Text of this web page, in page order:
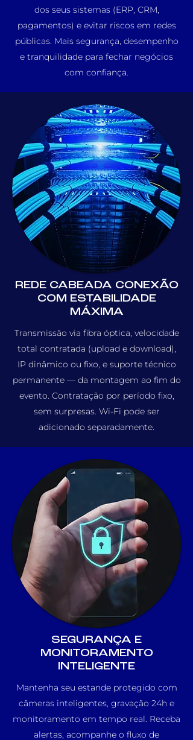
dos seus sistemas (ERP, CRM,
pagamentos) e evitar riscos em redes
públicas. Mais segurança, desempenho
e tranquilidade para fechar negócios
com confiança.
REDE CABEADA CONEXÃO
COM ESTABILIDADE
MÁXIMA
Transmissão via fibra óptica, velocidade
total contratada (upload e download),
IP dinâmico ou fixo, e suporte técnico
permanente — da montagem ao fim do
evento. Contratação por período fixo,
sem surpresas. Wi-Fi pode ser
adicionado separadamente.
SEGURANÇA E
MONITORAMENTO
INTELIGENTE
Mantenha seu estande protegido com
câmeras inteligentes, gravação 24h e
monitoramento em tempo real. Receba
alertas, acompanhe o fluxo de